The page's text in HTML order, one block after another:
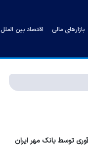
بازارهای مالی اقتصاد بین الملل